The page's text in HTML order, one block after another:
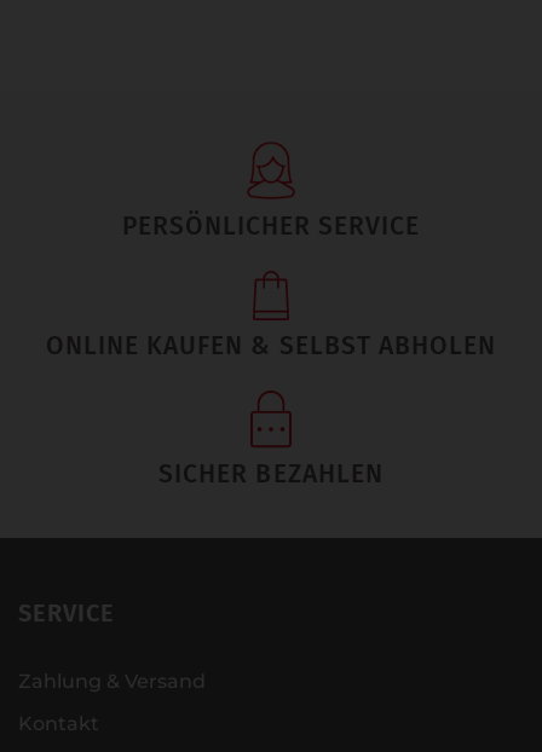
PERSÖNLICHER SERVICE
ONLINE KAUFEN & SELBST ABHOLEN
SICHER BEZAHLEN
SERVICE
Zahlung & Versand
Kontakt